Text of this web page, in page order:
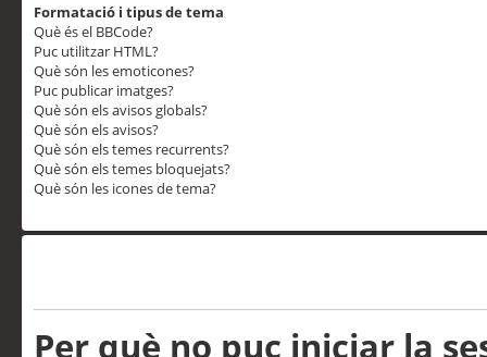
Formatació i tipus de tema
Què és el BBCode?
Puc utilitzar HTML?
Què són les emoticones?
Puc publicar imatges?
Què són els avisos globals?
Què són els avisos?
Què són els temes recurrents?
Què són els temes bloquejats?
Què són les icones de tema?
Per què no puc iniciar la